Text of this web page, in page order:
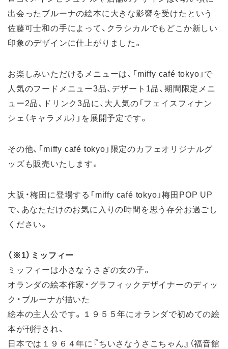
出会ったブルーナの絵本に大きな影響を受けたという
佐藤可士和の手によって、クラシカルでもどこか新しい
印象のデザインに仕上がりました。
お楽しみいただけるメニューは、「miffy café tokyo」で
人気のフードメニュー3品、デザート1品、期間限定メニ
ュー2品、ドリンク3品に、大人気の「フェイスフィナン
シェ（キャラメル）」を展開予定です。
その他、「miffy café tokyo」限定のカフェオリジナルグ
ッズも販売いたします。
大阪・梅田に登場する「miffy café tokyo」梅田POP UP
で、あなただけのお気に入りの時間を思う存分お過ごし
ください。
（※1）ミッフィー
ミッフィーは小さなうさぎの女の子。
オランダの絵本作家・グラフィックデザイナーのディッ
ク・ブルーナが描いた
絵本の主人公です。１９５５年にオランダで初めての絵
本が刊行され、
日本では１９６４年に『ちいさなうさこちゃん』（福音館